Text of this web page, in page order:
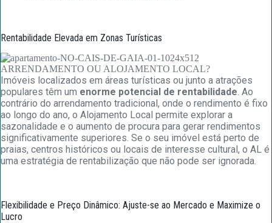
Rentabilidade Elevada em Zonas Turísticas
Imóveis localizados em áreas turísticas ou junto a atrações
populares têm um enorme potencial de rentabilidade . Ao
contrário do arrendamento tradicional, onde o rendimento é fixo
ao longo do ano, o Alojamento Local permite explorar a
sazonalidade e o aumento de procura para gerar rendimentos
significativamente superiores. Se o seu imóvel está perto de
praias, centros históricos ou locais de interesse cultural, o AL é
uma estratégia de rentabilização que não pode ser ignorada.
Flexibilidade e Preço Dinâmico: Ajuste-se ao Mercado e Maximize o
Lucro